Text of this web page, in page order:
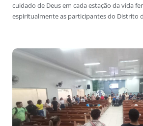
cuidado de Deus em cada estação da vida
espiritualmente as participantes do Distrito